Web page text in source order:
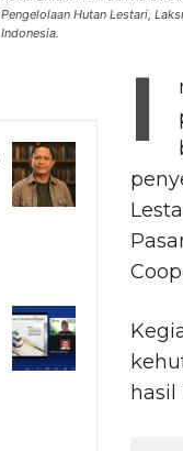
Pengelolaan Hutan Lestari,
Indonesia.
I
hasil